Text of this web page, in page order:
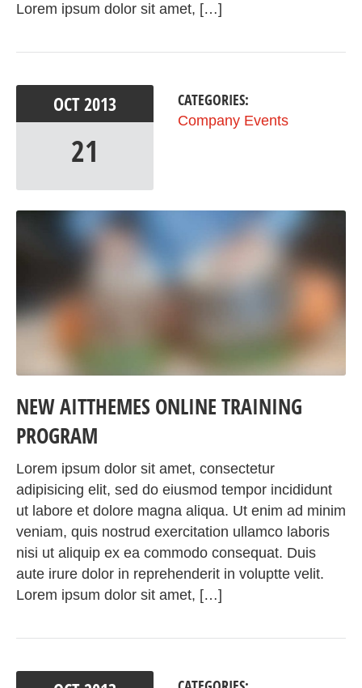
Lorem ipsum dolor sit amet, […]
OCT2013
21
CATEGORIES:
Company Events
NEW AITTHEMES ONLINE TRAINING
PROGRAM
Lorem ipsum dolor sit amet, consectetur
adipisicing elit, sed do eiusmod tempor incididunt
ut labore et dolore magna aliqua. Ut enim ad minim
veniam, quis nostrud exercitation ullamco laboris
nisi ut aliquip ex ea commodo consequat. Duis
aute irure dolor in reprehenderit in voluptte velit.
Lorem ipsum dolor sit amet, […]